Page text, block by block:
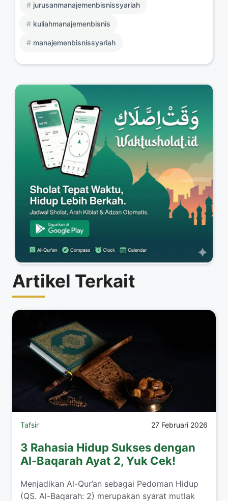
jurusanmanajemenbisnissyariah
kuliahmanajemenbisnis
manajemenbisnissyariah
Artikel Terkait
Tafsir 27 Februari 2026
3 Rahasia Hidup Sukses dengan
Al-Baqarah Ayat 2, Yuk Cek!
Menjadikan Al-Qur’an sebagai Pedoman Hidup
(QS. Al-Baqarah: 2) merupakan syarat mutlak